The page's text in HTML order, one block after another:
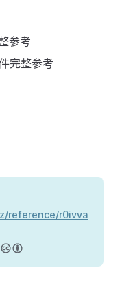
参考
完整参考
reference/r0ivva